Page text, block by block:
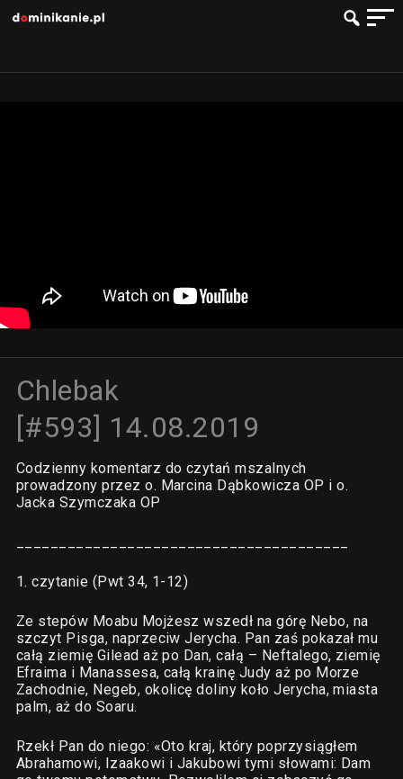
Chlebak
[#593] 14.08.2019
Codzienny komentarz do czytań mszalnych
prowadzony przez o. Marcina Dąbkowicza OP i o.
Jacka Szymczaka OP
1. czytanie (Pwt 34, 1-12)
Ze stepów Moabu Mojżesz wszedł na górę Nebo, na
szczyt Pisga, naprzeciw Jerycha. Pan zaś pokazał mu
całą ziemię Gilead aż po Dan, całą – Neftalego, ziemię
Efraima i Manassesa, całą krainę Judy aż po Morze
Zachodnie, Negeb, okolicę doliny koło Jerycha, miasta
palm, aż do Soaru.
Rzekł Pan do niego: «Oto kraj, który poprzysiągłem
Abrahamowi, Izaakowi i Jakubowi tymi słowami: Dam